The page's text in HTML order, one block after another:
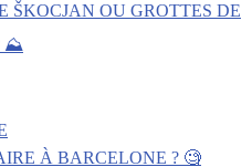
ŠKOCJAN OU GROTTES DE
⛰️
À BARCELONE ? 🧐